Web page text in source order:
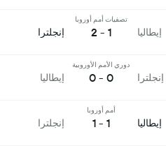
إيطاليا
تصفيات أمم أوروبا
1 - 2 إنجلترا
إنجلترا
دوري الأمم الأوروبية
0 - 0 إيطاليا
إيطاليا
أمم أوروبا
1 - 1 إنجلترا